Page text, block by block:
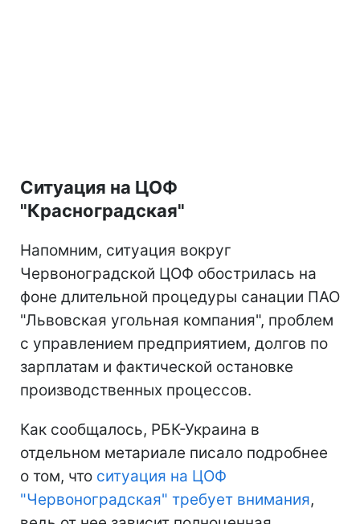
Ситуация на ЦОФ
"Красноградская"
Напомним, ситуация вокруг
Червоноградской ЦОФ обострилась на
фоне длительной процедуры санации ПАО
"Львовская угольная компания", проблем
с управлением предприятием, долгов по
зарплатам и фактической остановке
производственных процессов.
Как сообщалось, РБК-Украина в
отдельном метариале писало подробнее
о том, что ситуация на ЦОФ
"Червоноградская" требует внимания,